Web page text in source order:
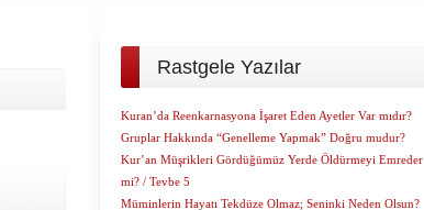
Rastgele Yazılar
Kuran’da Reenkarnasyona İşaret Eden Ayetler Var mıdır?
Gruplar Hakkında “Genelleme Yapmak” Doğru mudur?
Kur’an Müşrikleri Gördüğümüz Yerde Öldürmeyi Emreder
mi? / Tevbe 5
Müminlerin Hayatı Tekdüze Olmaz; Seninki Neden Olsun?